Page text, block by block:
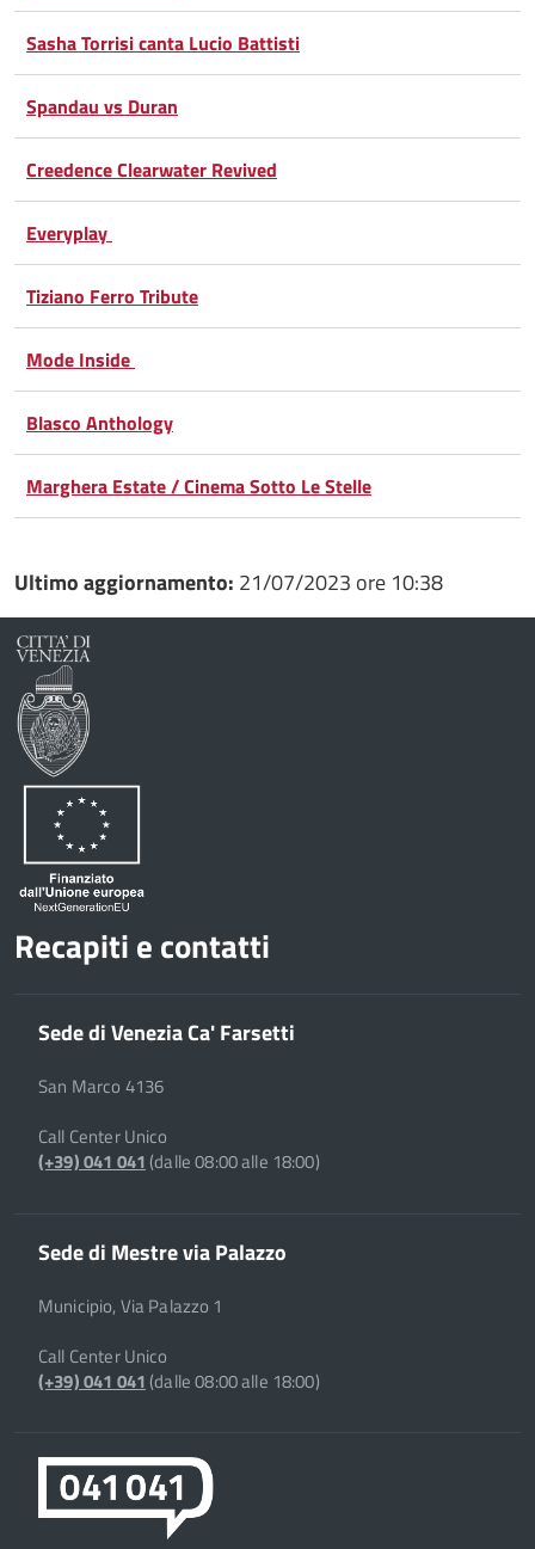
Sasha Torrisi canta Lucio Battisti
Spandau vs Duran
Creedence Clearwater Revived
Everyplay
Tiziano Ferro Tribute
Mode Inside
Blasco Anthology
Marghera Estate / Cinema Sotto Le Stelle
Ultimo aggiornamento: 21/07/2023 ore 10:38
Recapiti e contatti
Sede di Venezia Ca' Farsetti
San Marco 4136
Call Center Unico
(+39) 041 041(dalle 08:00 alle 18:00)
Sede di Mestre via Palazzo
Municipio, Via Palazzo 1
Call Center Unico
(+39) 041 041(dalle 08:00 alle 18:00)